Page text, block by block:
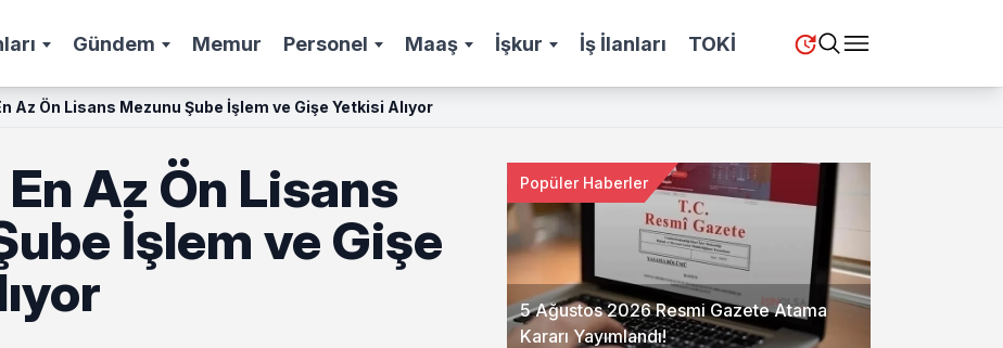
Gündem Memur Personel Maaş İşkur İş İlanları TOKİ
Az Ön Lisans Mezunu Şube İşlem ve Gişe Yetkisi Alıyor
Az Ön Lisans
İşlem ve Gişe
5 Ağustos 2026 Resmi Gazete Atama
Kararı Yayımlandı!
Popüler Haberler